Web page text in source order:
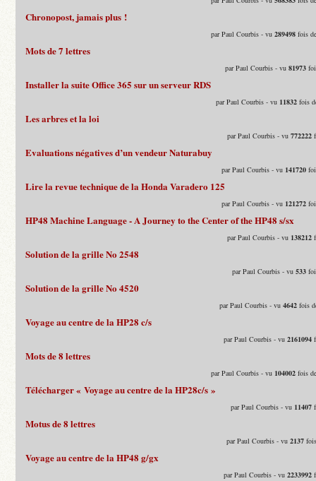
Chronopost, jamais plus !
par Paul Courbis - vu289498 fois
Mots de 7 lettres
par Paul Courbis - vu81973
Installer la suite Office 365 sur un serveur RDS
par Paul Courbis - vu 11832 fois
Les arbres et la loi
par Paul Courbis - vu772222
Evaluations négatives d’un vendeur Naturabuy
par Paul Courbis - vu 141720
Lire la revue technique de la Honda Varadero 125
par Paul Courbis - vu 121272
HP48 Machine Language - A Journey to the Center of the HP48 s/sx
par Paul Courbis - vu 138212
Solution de la grille No 2548
par Paul Courbis - vu533
Solution de la grille No 4520
par Paul Courbis - vu4642 fois
Voyage au centre de la HP28 c/s
par Paul Courbis - vu2161094
Mots de 8 lettres
par Paul Courbis - vu 104002 fois
Télécharger « Voyage au centre de la HP28c/s »
par Paul Courbis - vu 11407
Motus de 8 lettres
par Paul Courbis - vu2137
Voyage au centre de la HP48 g/gx
par Paul Courbis - vu2233992